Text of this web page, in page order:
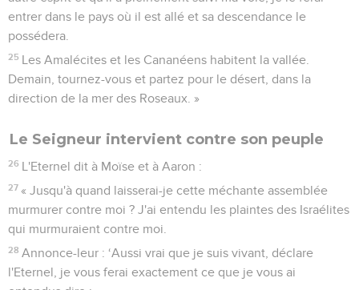
entrer dans le pays où il est allé et sa descendance le
possédera.
25 Les Amalécites et les Cananéens habitent la vallée.
Demain, tournez-vous et partez pour le désert, dans la
direction de la mer des Roseaux. »
Le Seigneur intervient contre son peuple
26 L'Eternel dit à Moïse et à Aaron :
27 « Jusqu'à quand laisserai-je cette méchante assemblée
murmurer contre moi ? J'ai entendu les plaintes des Israélites
qui murmuraient contre moi.
28 Annonce-leur : ‘Aussi vrai que je suis vivant, déclare
l'Eternel, je vous ferai exactement ce que je vous ai